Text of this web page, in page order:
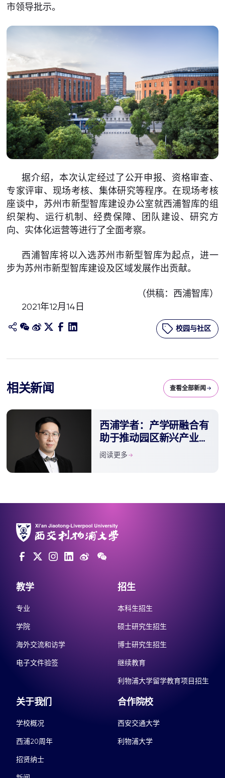
市领导批示。
据介绍，本次认定经过了公开申报、资格审查、
专家评审、现场考核、集体研究等程序。在现场考核
座谈中，苏州市新型智库建设办公室就西浦智库的组
织架构、运行机制、经费保障、团队建设、研究方
向、实体化运营等进行了全面考察。
西浦智库将以入选苏州市新型智库为起点，进一
步为苏州市新型智库建设及区域发展作出贡献。
（供稿：西浦智库）
2021年12月14日
校园与社区
相关新闻 查看全部新闻
西浦学者：产学研融合有
助于推动园区新兴产业发
展
阅读更多
教学
专业
学院
海外交流和访学
电子文件验签
招生
本科生招生
硕士研究生招生
博士研究生招生
继续教育
利物浦大学留学教育项目招生
关于我们
学校概况
西浦20周年
招贤纳士
合作院校
西安交通大学
利物浦大学